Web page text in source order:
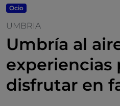
Ocio
UMBRIA
Umbría al
experiencias
disfrutar en